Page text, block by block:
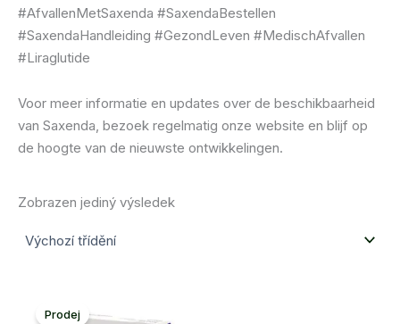
#AfvallenMetSaxenda #SaxendaBestellen
#SaxendaHandleiding #GezondLeven #MedischAfvallen
#Liraglutide
Voor meer informatie en updates over de beschikbaarheid
van Saxenda, bezoek regelmatig onze website en blijf op
de hoogte van de nieuwste ontwikkelingen.
Zobrazen jediný výsledek
Prodej